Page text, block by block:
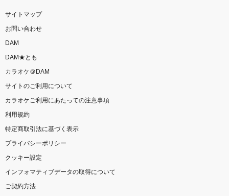
サイトマップ
お問い合わせ
DAM
DAM★とも
カラオケ＠DAM
サイトのご利用について
カラオケご利用にあたっての注意事項
利用規約
特定商取引法に基づく表示
プライバシーポリシー
クッキー設定
インフォマティブデータの取得について
ご契約方法